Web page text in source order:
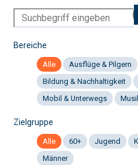
Bereiche
Alle Ausflüge & Pilgern
Bildung & Nachhaltigkeit
Mobil & Unterwegs
Zielgruppe
Alle 60+ Jugend
Männer